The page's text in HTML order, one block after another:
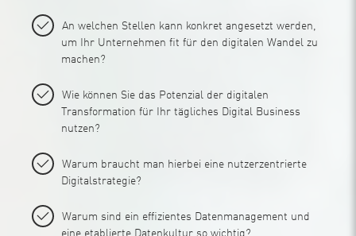
An welchen Stellen kann konkret angesetzt werden,
um Ihr Unternehmen fit für den digitalen Wandel zu
machen?
Wie können Sie das Potenzial der digitalen
Transformation für Ihr tägliches Digital Business
nutzen?
Warum braucht man hierbei eine nutzerzentrierte
Digitalstrategie?
Warum sind ein effizientes Datenmanagement und